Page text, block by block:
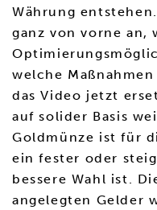
Währung
ganz von vorne an,
welche
das Video jetzt
auf solider Basis
Goldmünze ist für
ein fester oder
bessere Wahl ist.
angelegten Gelder